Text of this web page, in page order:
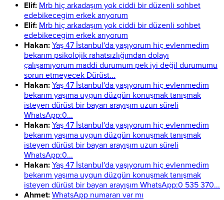
Elif: Mrb hiç arkadaşım yok ciddi bir düzenli sohbet
edebikecegim erkek arıyorum
Elif: Mrb hiç arkadaşım yok ciddi bir düzenli sohbet
edebikecegim erkek arıyorum
Hakan: Yaş 47 İstanbul'da yaşıyorum hiç evlenmedim
bekarım psikolojik rahatsızlığımdan dolayı
çalışamıyorum maddi durumum pek iyi değil durumumu
sorun etmeyecek Dürüst...
Hakan: Yaş 47 İstanbul'da yaşıyorum hiç evlenmedim
bekarım yaşıma uygun düzgün konuşmak tanışmak
isteyen dürüst bir bayan arayışım uzun süreli
WhatsApp:0...
Hakan: Yaş 47 İstanbul'da yaşıyorum hiç evlenmedim
bekarım yaşıma uygun düzgün konuşmak tanışmak
isteyen dürüst bir bayan arayışım uzun süreli
WhatsApp:0...
Hakan: Yaş 47 İstanbul'da yaşıyorum hiç evlenmedim
bekarım yaşıma uygun düzgün konuşmak tanışmak
isteyen dürüst bir bayan arayışım WhatsApp:0 535 370...
Ahmet: WhatsApp numaran var mı